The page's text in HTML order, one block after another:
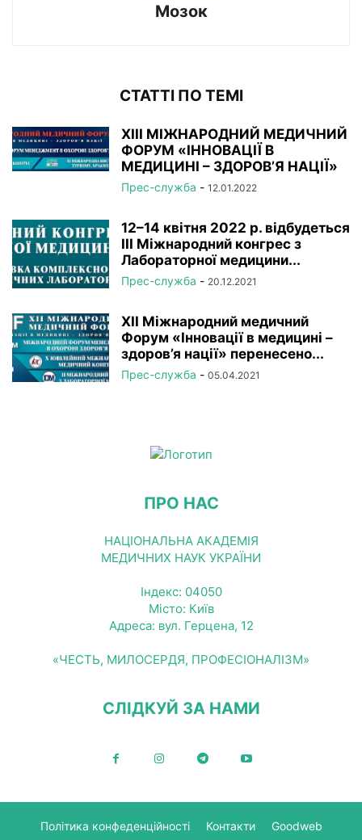
Мозок
СТАТТІ ПО ТЕМІ
XIІI МІЖНАРОДНИЙ МЕДИЧНИЙ
ФОРУМ «ІННОВАЦІЇ В
МЕДИЦИНІ – ЗДОРОВ’Я НАЦІЇ»
Прес-служба - 12.01.2022
12–14 квітня 2022 р. відбудеться
ІІІ Міжнародний конгрес з
Лабораторної медицини...
Прес-служба - 20.12.2021
XII Міжнародний медичний
Форум «Інновації в медицині –
здоров’я нації» перенесено...
Прес-служба - 05.04.2021
ПРО НАС
НАЦІОНАЛЬНА АКАДЕМІЯ
МЕДИЧНИХ НАУК УКРАЇНИ
Індекс: 04050
Місто: Київ
Адреса: вул. Герцена, 12
«ЧЕСТЬ, МИЛОСЕРДЯ, ПРОФЕСІОНАЛІЗМ»
СЛІДКУЙ ЗА НАМИ
Політика конфеденційності Контакти Goodweb